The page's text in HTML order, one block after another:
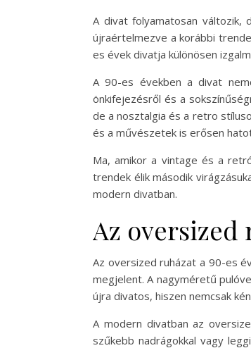
A divat folyamatosan változik,
újraértelmezve a korábbi
es évek divatja különösen
A 90-es években a divat
önkifejezésről és a
de a nosztalgia és a retro
és a művészetek is erősen
Ma, amikor a vintage és a
trendek élik második
modern divatban.
Az oversized
Az oversized ruházat a 90-es
megjelent. A nagyméretű
újra divatos, hiszen nemcsak
A modern divatban az
szűkebb nadrágokkal vagy